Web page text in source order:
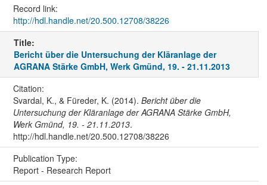
Record link:
http://hdl.handle.net/20.500.12708/38226
Title:
Bericht über die Untersuchung der Kläranlage der
AGRANA Stärke GmbH, Werk Gmünd, 19. - 21.11.2013
Citation:
Svardal, K., & Füreder, K. (2014). Bericht über die
Untersuchung der Kläranlage der AGRANA Stärke GmbH,
Werk Gmünd, 19. - 21.11.2013.
http://hdl.handle.net/20.500.12708/38226
Publication Type:
Report - Research Report